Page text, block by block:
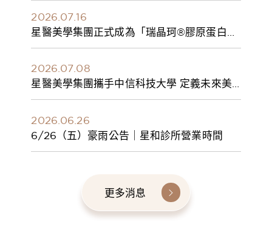
2026.07.16
星醫美學集團正式成為「瑞晶珂®膠原蛋白植
入劑」台灣獨家總代理
2026.07.08
星醫美學集團攜手中信科技大學 定義未來美
學人才新標準 建構健康美學產學共育模式 串
2026.06.26
6/26（五）豪雨公告｜星和診所營業時間
更多消息